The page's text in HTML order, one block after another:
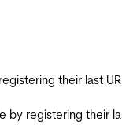
their last
registering their